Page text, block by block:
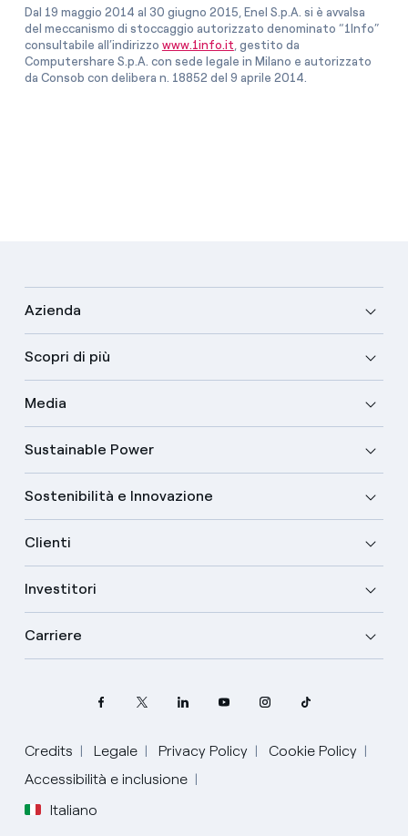
Dal 19 maggio 2014 al 30 giugno 2015, Enel S.p.A. si è avvalsa
del meccanismo di stoccaggio autorizzato denominato “1Info”
consultabile all’indirizzo www.1info.it , gestito da
Computershare S.p.A. con sede legale in Milano e autorizzato
da Consob con delibera n. 18852 del 9 aprile 2014.
Azienda
Scopri di più
Media
Sustainable Power
Sostenibilità e Innovazione
Clienti
Investitori
Carriere
Credits Legale Privacy Policy
Cookie Policy
Accessibilità e inclusione
Italiano